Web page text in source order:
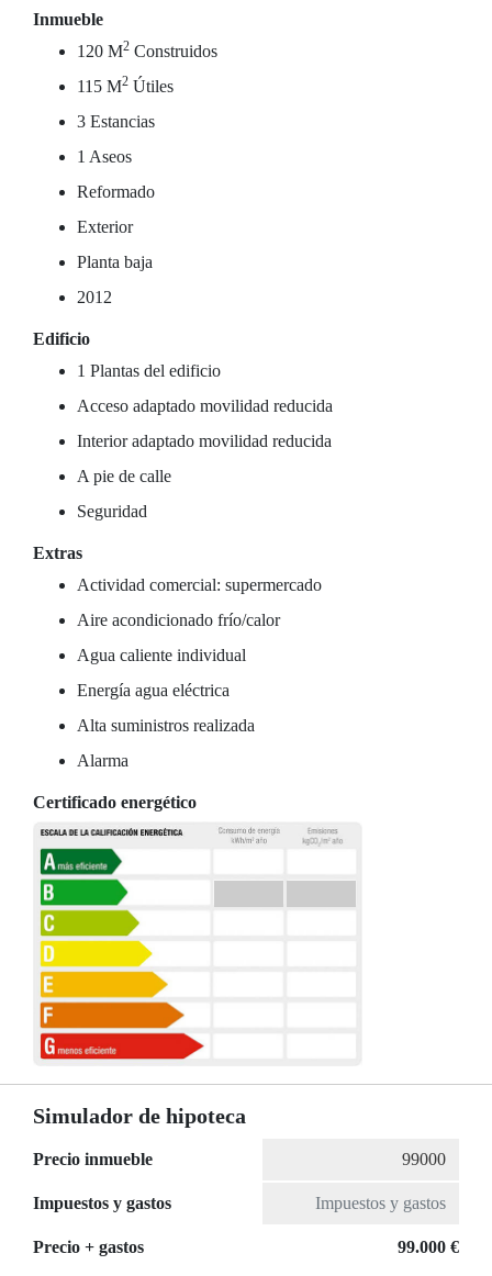
Inmueble
120 M2 Construidos
115 M2 Útiles
3 Estancias
1 Aseos
Reformado
Exterior
Planta baja
2012
Edificio
1 Plantas del edificio
Acceso adaptado movilidad reducida
Interior adaptado movilidad reducida
A pie de calle
Seguridad
Extras
Actividad comercial: supermercado
Aire acondicionado frío/calor
Agua caliente individual
Energía agua eléctrica
Alta suministros realizada
Alarma
Certificado energético
Simulador de hipoteca
Precio inmueble
Impuestos y gastos
Precio + gastos 99.000 €